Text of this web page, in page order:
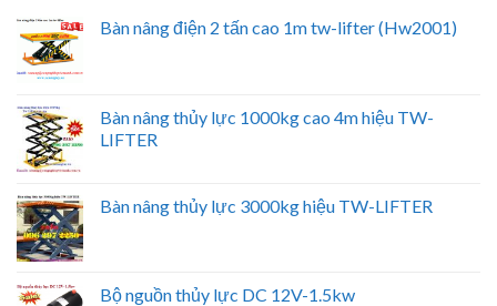
Bàn nâng điện 2 tấn cao 1m tw-lifter (Hw2001)
Bàn nâng thủy lực 1000kg cao 4m hiệu TW-
LIFTER
Bàn nâng thủy lực 3000kg hiệu TW-LIFTER
Bộ nguồn thủy lực DC 12V-1.5kw